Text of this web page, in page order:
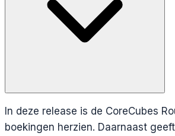
In deze release is de CoreCubes
boekingen herzien. Daarnaast